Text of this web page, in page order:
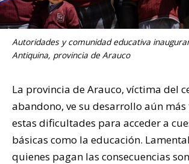
Autoridades y comunidad educativa
Antiquina, provincia de Arauco
La provincia de Arauco, víctima del
abandono, ve su desarrollo aún
estas dificultades para acceder a
básicas como la educación.
quienes pagan las consecuencias